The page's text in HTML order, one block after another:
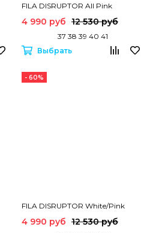
FILA DISRUPTOR All Pink
4 990 руб 12 530 руб
37 38 39 40 41
Выбрать
- 60%
FILA DISRUPTOR White/Pink
4 990 руб 12 530 руб